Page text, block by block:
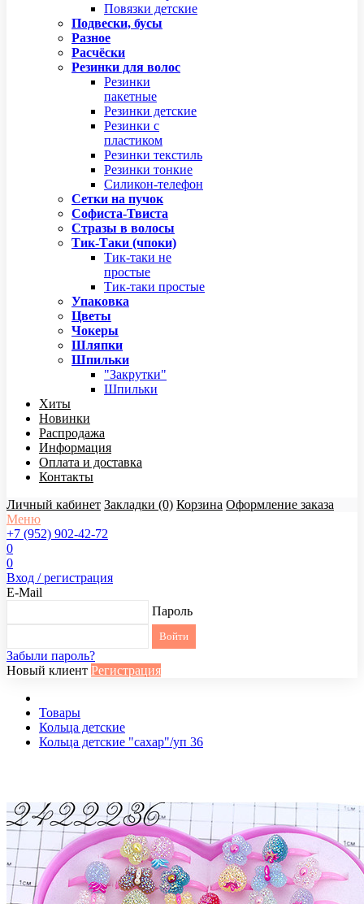
Повязки детские
Подвески, бусы
Разное
Расчёски
Резинки для волос
Резинки
пакетные
Резинки детские
Резинки с
пластиком
Резинки текстиль
Резинки тонкие
Силикон-телефон
Сетки на пучок
Софиста-Твиста
Стразы в волосы
Тик-Таки (чпоки)
Тик-таки не
простые
Тик-таки простые
Упаковка
Цветы
Чокеры
Шляпки
Шпильки
"Закрутки"
Шпильки
Хиты
Новинки
Распродажа
Информация
Оплата и доставка
Контакты
Личный кабинет Закладки (0) Корзина Оформление заказа
Меню
+7 (952) 902-42-72
0
0
Вход / регистрация
E-Mail
Пароль
Забыли пароль?
Новый клиент Регистрация
Товары
Кольца детские
Кольца детские "сахар"/уп 36